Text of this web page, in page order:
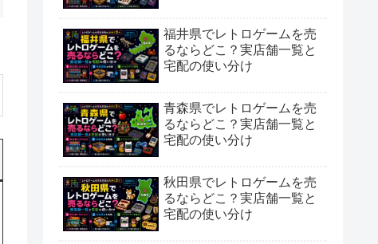
福井県でレトロゲームを売
るならどこ？実店舗一覧と
宅配の使い分け
青森県でレトロゲームを売
るならどこ？実店舗一覧と
宅配の使い分け
秋田県でレトロゲームを売
るならどこ？実店舗一覧と
宅配の使い分け